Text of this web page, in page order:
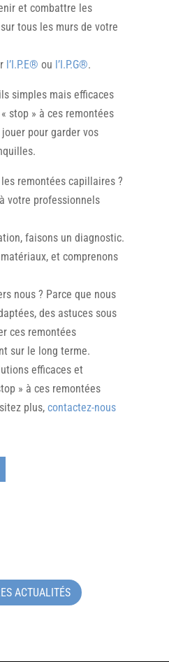
et combattre les
tous les murs de votre
l’I.P.E® ou l’I.P.G®.
simples mais efficaces
stop » à ces remontées
pour garder vos
remontées capillaires ?
votre professionnels
faisons un diagnostic.
et comprenons
nous ? Parce que nous
des astuces sous
ces remontées
sur le long terme.
efficaces et
» à ces remontées
plus, contactez-nous
ACTUALITÉS